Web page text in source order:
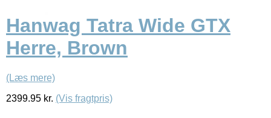
Hanwag Tatra Wide GTX
Herre, Brown
(Læs mere)
2399.95 kr. (Vis fragtpris)